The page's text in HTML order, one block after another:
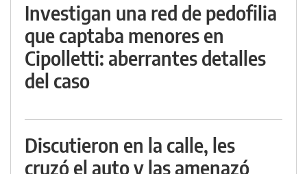
Investigan una red de pedofilia
que captaba menores en
Cipolletti: aberrantes detalles
del caso
Discutieron en la calle, les
cruzó el auto y las amenazó